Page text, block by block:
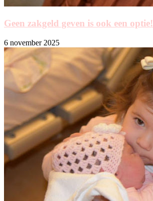
Geen zakgeld geven is ook een optie!
6 november 2025